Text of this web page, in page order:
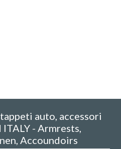
auto, accessori
- Armrests,
Accoundoirs